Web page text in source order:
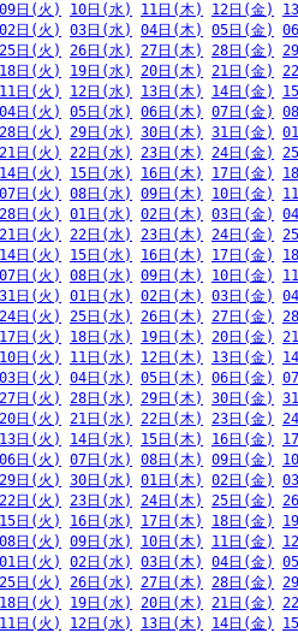
09日(火) 10日(水) 11日(木) 12日(金)
02日(火) 03日(水) 04日(木) 05日(金)
25日(火) 26日(水) 27日(木) 28日(金)
18日(火) 19日(水) 20日(木) 21日(金)
11日(火) 12日(水) 13日(木) 14日(金)
04日(火) 05日(水) 06日(木) 07日(金)
28日(火) 29日(水) 30日(木) 31日(金)
21日(火) 22日(水) 23日(木) 24日(金)
14日(火) 15日(水) 16日(木) 17日(金)
07日(火) 08日(水) 09日(木) 10日(金)
28日(火) 01日(水) 02日(木) 03日(金)
21日(火) 22日(水) 23日(木) 24日(金)
14日(火) 15日(水) 16日(木) 17日(金)
07日(火) 08日(水) 09日(木) 10日(金)
31日(火) 01日(水) 02日(木) 03日(金)
24日(火) 25日(水) 26日(木) 27日(金)
17日(火) 18日(水) 19日(木) 20日(金)
10日(火) 11日(水) 12日(木) 13日(金)
03日(火) 04日(水) 05日(木) 06日(金)
27日(火) 28日(水) 29日(木) 30日(金)
20日(火) 21日(水) 22日(木) 23日(金)
13日(火) 14日(水) 15日(木) 16日(金)
06日(火) 07日(水) 08日(木) 09日(金)
29日(火) 30日(水) 01日(木) 02日(金)
22日(火) 23日(水) 24日(木) 25日(金)
15日(火) 16日(水) 17日(木) 18日(金)
08日(火) 09日(水) 10日(木) 11日(金)
01日(火) 02日(水) 03日(木) 04日(金)
25日(火) 26日(水) 27日(木) 28日(金)
18日(火) 19日(水) 20日(木) 21日(金)
11日(火) 12日(水) 13日(木) 14日(金)